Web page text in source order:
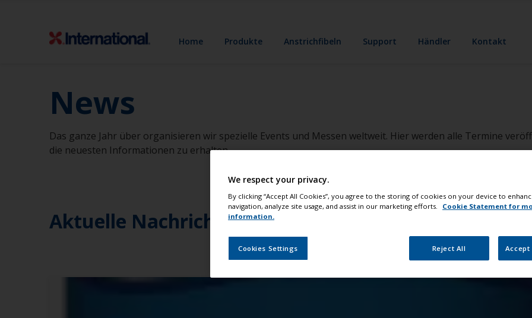
Home Produkte Anstrichfibeln Support Händler Kontakt
News
Das ganze Jahr über organisieren wir spezielle Events und Messen weltweit. Hier werden alle Termine
die neuesten Informationen zu erhalten.
Aktuelle Nachrichten
We respect your privacy.
By clicking “Accept All Cookies”, you agree to the storing of cookies on your device to
navigation, analyze site usage, and assist in our marketing efforts.
Cookie Statement for
information.
Cookies Settings Reject All Accept